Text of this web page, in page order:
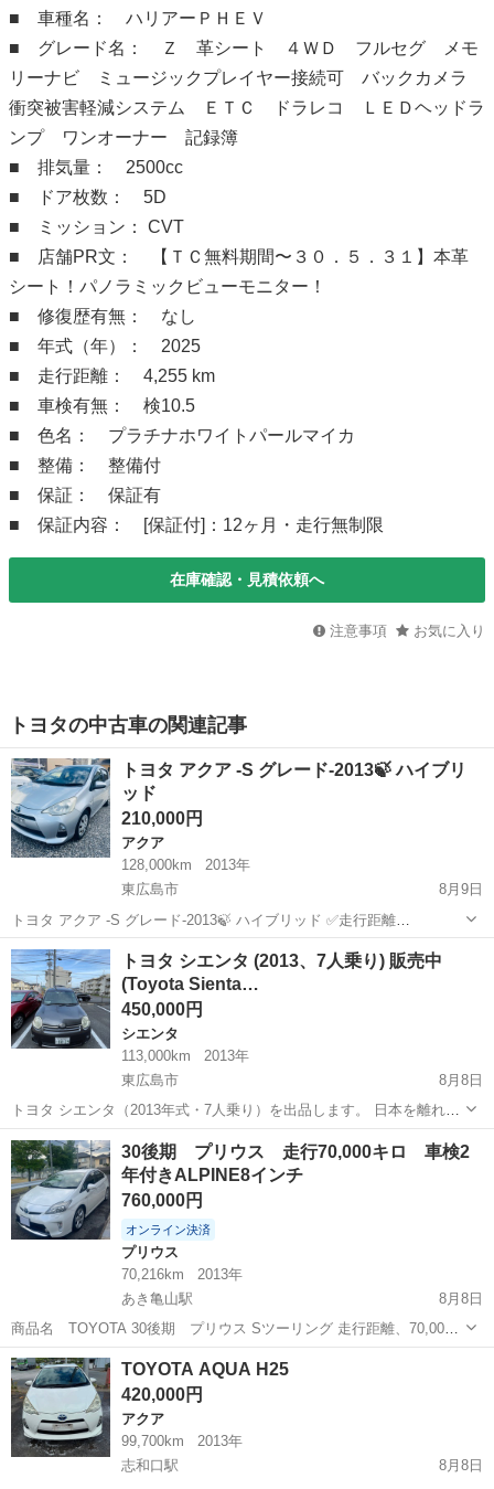
■ 車種名： ハリアーＰＨＥＶ
■ グレード名： Ｚ 革シート ４ＷＤ フルセグ メモ
リーナビ ミュージックプレイヤー接続可 バックカメラ
衝突被害軽減システム ＥＴＣ ドラレコ ＬＥＤヘッドラ
ンプ ワンオーナー 記録簿
■ 排気量： 2500cc
■ ドア枚数： 5D
■ ミッション： CVT
■ 店舗PR文： 【ＴＣ無料期間〜３０．５．３１】本革
シート！パノラミックビューモニター！
■ 修復歴有無： なし
■ 年式（年）： 2025
■ 走行距離： 4,255 km
■ 車検有無： 検10.5
■ 色名： プラチナホワイトパールマイカ
■ 整備： 整備付
■ 保証： 保証有
■ 保証内容： [保証付]：12ヶ月・走行無制限
在庫確認・見積依頼へ
注意事項 お気に入り
トヨタの中古車の関連記事
トヨタ アクア -S グレード-2013🍃 ハイブリ
ッド
210,000円
アクア
128,000km
2013年
東広島市
8月9日
トヨタ アクア -S グレード-2013🍃 ハイブリッド ✅走行距離
128,000km ✅年式（年H25)：2013 ✅ 色： シルバ-(1F7) ■ メーカー
名：トヨタ ■ 車種名：アクア DAA-NHP10 ■...
広島 東広島市 アクア
トヨタ シエンタ (2013、7人乗り) 販売中
(Toyota Sienta…
450,000円
シエンタ
113,000km
2013年
東広島市
8月8日
トヨタ シエンタ（2013年式・7人乗り）を出品します。 日本を離れる
ため手放します。 現在も普段使いしているため、走行距離は約
113,000kmですが、引き渡しまでに多少増える可能性があります。
【主な内容】...
広島 東広島市 シエンタ
30後期 プリウス 走行70,000キロ 車検2
年付きALPINE8インチ
760,000円
オンライン決済
プリウス
70,216km
2013年
あき亀山駅
8月8日
商品名 TOYOTA 30後期 プリウス Sツーリング 走行距離、70,000k
平成25年式 パール 車検 令和8年8月 本日R8 8月9日車検取得 車検2
年付き 急ぎでは無いのですが、どなたかご利用の...
広島 広島市 あき亀山駅 プリウス
TOYOTA AQUA H25
420,000円
アクア
99,700km
2013年
志和口駅
8月8日